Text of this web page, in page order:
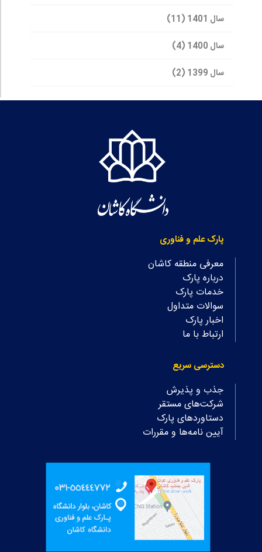
سال 1401 (11)
سال 1400 (4)
سال 1399 (2)
پارک علم و فناوری
معرفی منطقه کاشان
درباره پارک
خدمات پارک
سوالات متداول
اخبار پارک
ارتباط با ما
دسترسی سریع
جذب و پذیرش
شرکت‌های مستقر
دستاوردهای پارک
آیین نامه‌ها و مقررات